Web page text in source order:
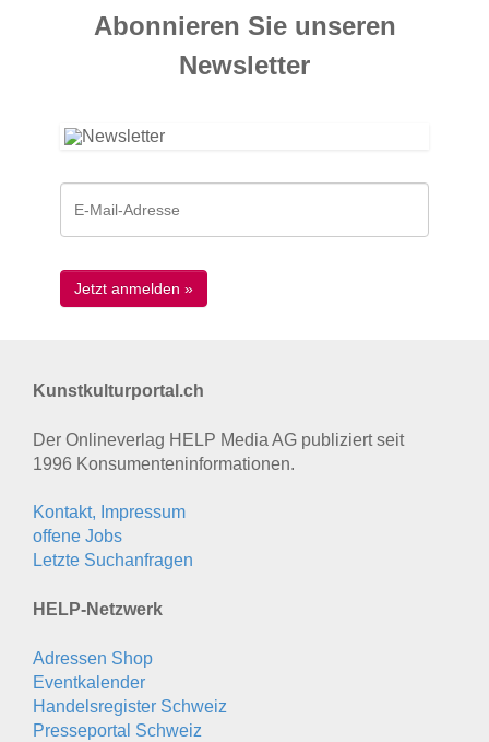
Abonnieren Sie unseren
News­letter
Kunstkulturportal.ch
Der Onlineverlag HELP Media AG publiziert seit
1996 Konsumenten­informationen.
Kontakt, Impressum
offene Jobs
Letzte Suchanfragen
HELP-Netzwerk
Adressen Shop
Eventkalender
Handelsregister Schweiz
Presseportal Schweiz